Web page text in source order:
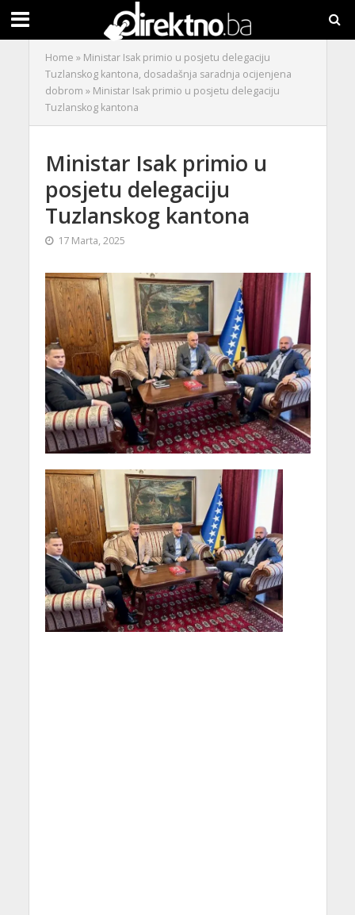
Home » Ministar Isak primio u posjetu delegaciju
Tuzlanskog kantona, dosadašnja saradnja ocijenjena
dobrom » Ministar Isak primio u posjetu delegaciju
Tuzlanskog kantona
Ministar Isak primio u
posjetu delegaciju
Tuzlanskog kantona
17 Marta, 2025